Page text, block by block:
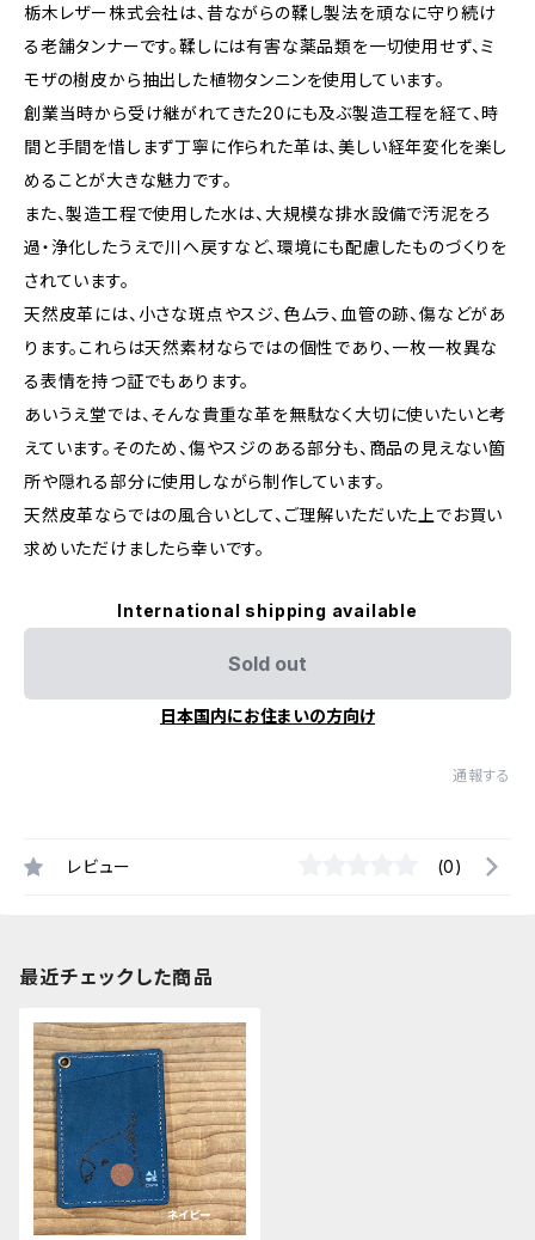
栃木レザー株式会社は、昔ながらの鞣し製法を頑なに守り続け
る老舗タンナーです。鞣しには有害な薬品類を一切使用せず、ミ
モザの樹皮から抽出した植物タンニンを使用しています。
創業当時から受け継がれてきた20にも及ぶ製造工程を経て、時
間と手間を惜しまず丁寧に作られた革は、美しい経年変化を楽し
めることが大きな魅力です。
また、製造工程で使用した水は、大規模な排水設備で汚泥をろ
過・浄化したうえで川へ戻すなど、環境にも配慮したものづくりを
されています。
天然皮革には、小さな斑点やスジ、色ムラ、血管の跡、傷などがあ
ります。これらは天然素材ならではの個性であり、一枚一枚異な
る表情を持つ証でもあります。
あいうえ堂では、そんな貴重な革を無駄なく大切に使いたいと考
えています。そのため、傷やスジのある部分も、商品の見えない箇
所や隠れる部分に使用しながら制作しています。
天然皮革ならではの風合いとして、ご理解いただいた上でお買い
求めいただけましたら幸いです。
International shipping available
Sold out
日本国内にお住まいの方向け
通報する
レビュー (0)
最近チェックした商品